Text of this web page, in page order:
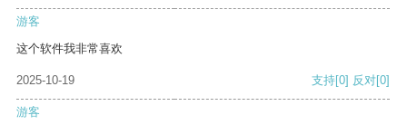
游客
这个软件我非常喜欢
2025-10-19 支持[0] 反对[0]
游客